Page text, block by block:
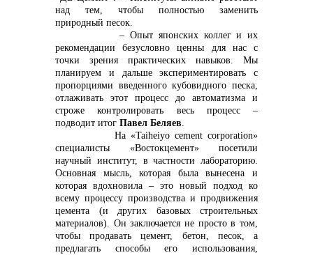
над тем, чтобы полностью заменить
природный песок.
– Опыт японских коллег и их
рекомендации безусловно ценны для нас с
точки зрения практических навыков. Мы
планируем и дальше экспериментировать с
пропорциями введенного кубовидного песка,
отлаживать этот процесс до автоматизма и
строже контролировать весь процесс –
подводит итог Павел Беляев.
На «Taiheiyo cement corporation»
специалисты «Востокцемент» посетили
научный институт, в частности лабораторию.
Основная мысль, которая была вынесена и
которая вдохновила – это новый подход ко
всему процессу производства и продвижения
цемента (и других базовых строительных
материалов). Он заключается не просто в том,
чтобы продавать цемент, бетон, песок, а
предлагать способы его использования,